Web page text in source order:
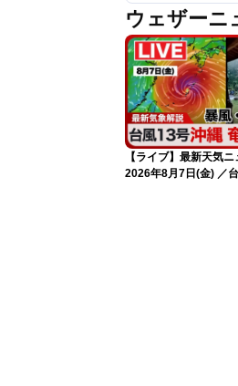
ウェザーニ
【ライブ】最新天気
2026年8月7日(金) ／